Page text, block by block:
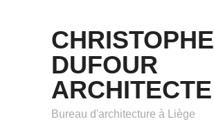
CHRISTOPHE
DUFOUR
ARCHITECTE
Bureau d'architecture à Liège